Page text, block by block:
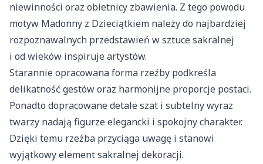
niewinności oraz obietnicy zbawienia. Z tego powodu
motyw Madonny z Dzieciątkiem należy do najbardziej
rozpoznawalnych przedstawień w sztuce sakralnej
i od wieków inspiruje artystów.
Starannie opracowana forma rzeźby podkreśla
delikatność gestów oraz harmonijne proporcje postaci.
Ponadto dopracowane detale szat i subtelny wyraz
twarzy nadają figurze elegancki i spokojny charakter.
Dzięki temu rzeźba przyciąga uwagę i stanowi
wyjątkowy element sakralnej dekoracji.